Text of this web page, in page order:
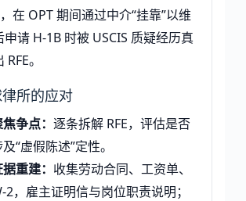
在 OPT 期间通过中介“挂靠”以维
请 H-1B 时被 USCIS 质疑经历真
。
所的应对
争点： 逐条拆解 RFE，评估是否
“虚假陈述”定性。
重建： 收集劳动合同、工资单、
2，雇主证明信与岗位职责说明；